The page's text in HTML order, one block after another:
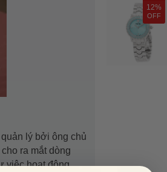
lý bởi ông chủ
ra mắt dòng
việc hoạt động
12%
OFF